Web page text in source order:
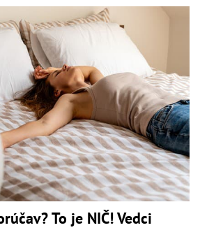
To je NIČ! Vedci